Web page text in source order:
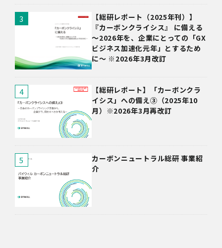
【総研レポート（2025年刊）】
『カーボンクライシス』 に備える
～2026年を、企業にとっての「GX
ビジネス加速化元年」とするため
に～ ※2026年3月改訂
【総研レポート】「カーボンクラ
イシス」への備え③（2025年10
月）※2026年3月再改訂
カーボンニュートラル総研 事業紹
介